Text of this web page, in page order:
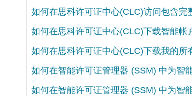
如何在思科许可证中心(CLC)访问包含完
如何在思科许可证中心(CLC)下载智能帐
如何在思科许可证中心(CLC)下载我的所
如何在智能许可证管理器 (SSM) 中为智
如何在智能许可证管理器 (SSM) 中为智